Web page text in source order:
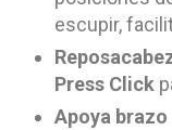
escupir,
Press Click
Apoya